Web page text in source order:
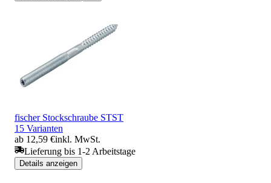
fischer Stockschraube STST
15 Varianten
ab 12,59 €inkl. MwSt.
Lieferung bis 1-2 Arbeitstage
Details anzeigen